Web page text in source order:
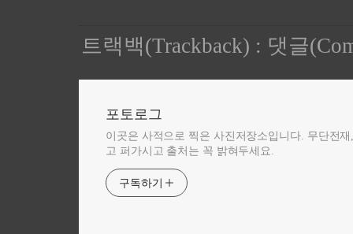
트랙백(Trackback) : 댓글
포토로그
이곳은 사적으로 찍은 사진저장소입니다. 무단전
고 퍼가시고 출처는 꼭 밝혀두세요.
구독하기